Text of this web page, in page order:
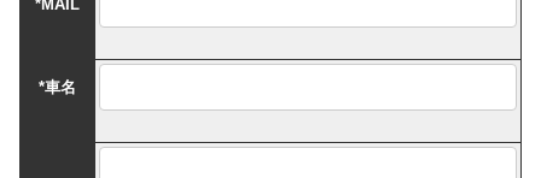
*MAIL
*車名